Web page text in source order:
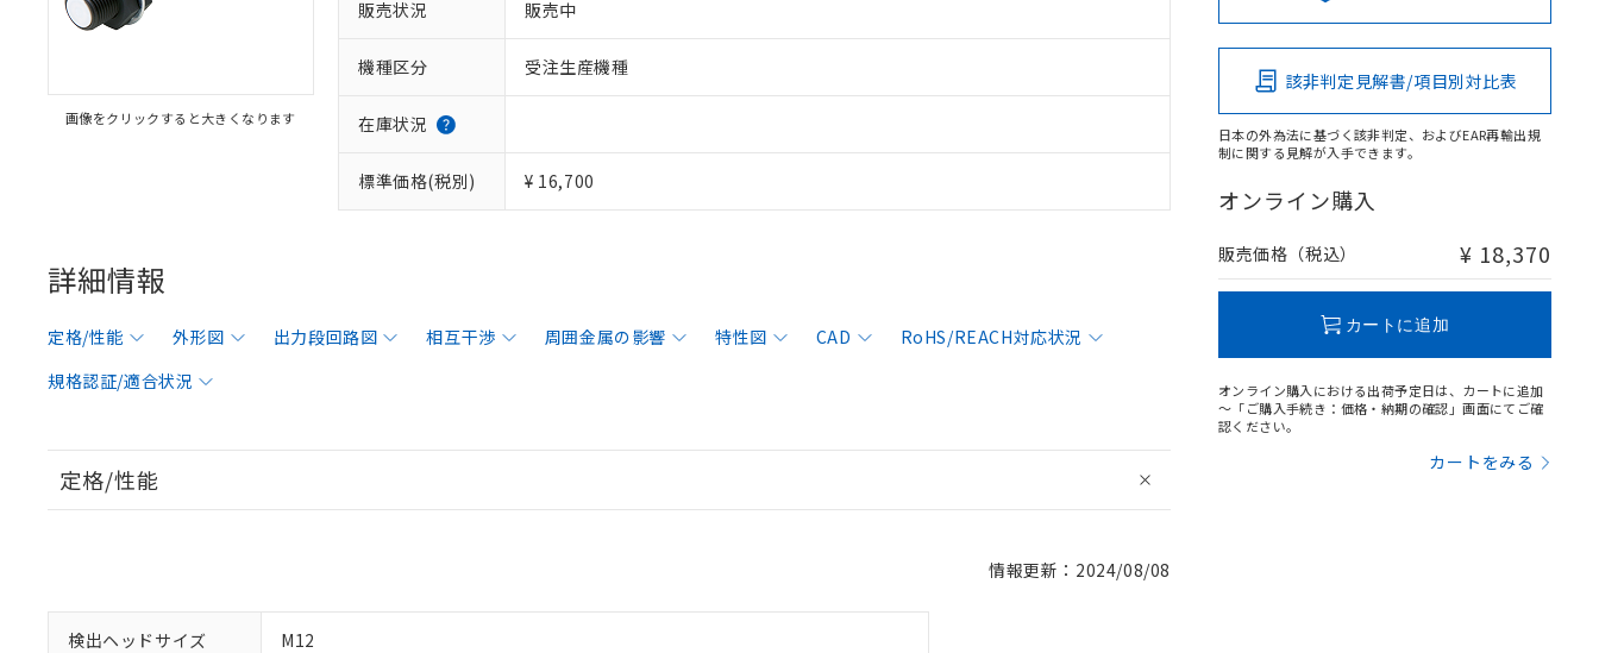
画像をクリックすると大きくなります
販売状況 販売中
機種区分 受注生産機種
在庫状況
標準価格(税別) ¥ 16,700
詳細情報
定格/性能 外形図 出力段回路図 相互干渉 周囲金属の影響 特性図 CAD
RoHS/REACH対応状況
規格認証/適合状況
定格/性能
情報更新：2024/08/08
検出ヘッドサイズ M12
該非判定見解書/項目別対比表
日本の外為法に基づく該非判定、およびEAR再輸出規
制に関する見解が入手できます。
オンライン購入
販売価格（税込） ¥ 18,370
カートに追加
オンライン購入における出荷予定日は、カートに追加
～「ご購入手続き：価格・納期の確認」画面にてご確
認ください。
カートをみる